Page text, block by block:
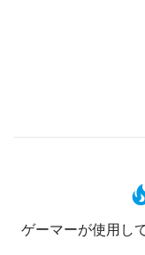
ゲーマーが使用し